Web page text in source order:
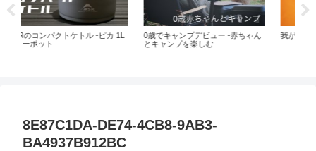
0歳でキャンプデビュー -赤ちゃん
とキャンプを楽しむ-
我が家のコーヒーいろいろ
8E87C1DA-DE74-4CB8-9AB3-
BA4937B912BC